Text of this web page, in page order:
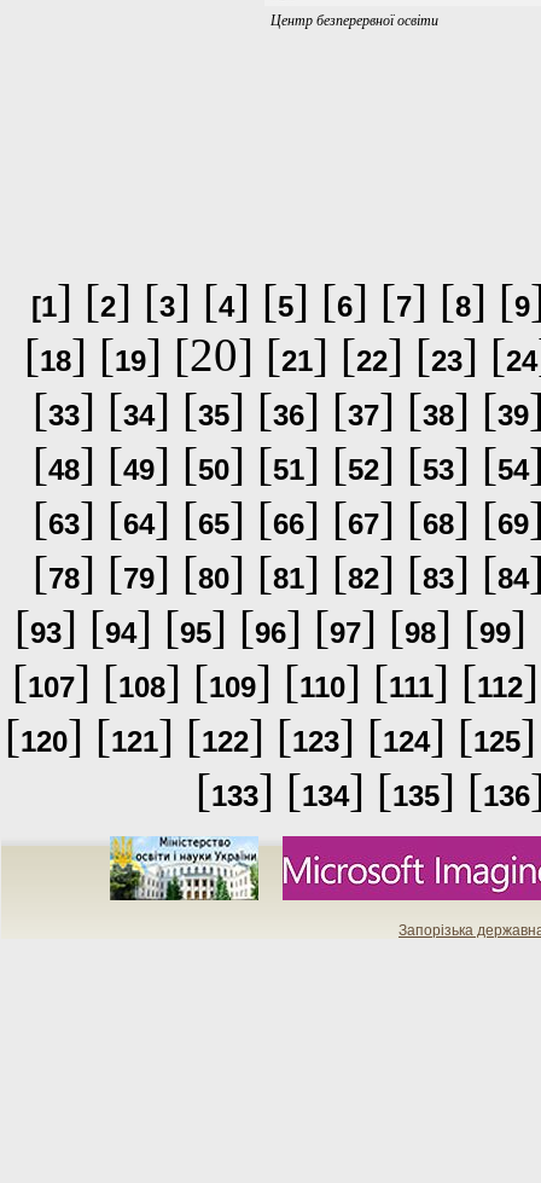
Центр безперервної освіти
[1] [2] [3] [4] [5] [6] [7] [8] [9
[18] [19] [20] [21] [22] [23] [24
[33] [34] [35] [36] [37] [38] [39
[48] [49] [50] [51] [52] [53] [54
[63] [64] [65] [66] [67] [68] [69
[78] [79] [80] [81] [82] [83] [84
[93] [94] [95] [96] [97] [98] [99]
[107] [108] [109] [110] [111] [112
[120] [121] [122] [123] [124] [125
[133] [134] [135] [136
Запорізька